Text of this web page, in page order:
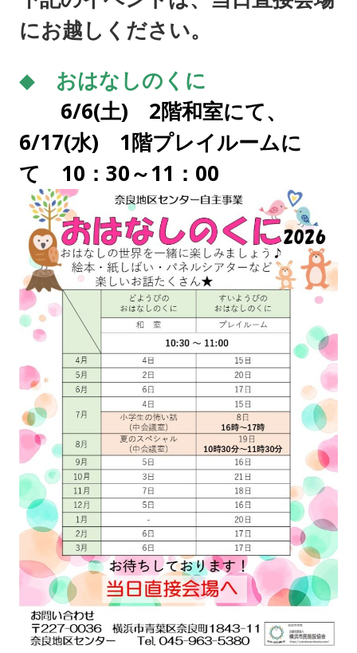
にお越しください。
◆ おはなしのくに
6/6(土) 2階和室にて、
6/17(水) 1階プレイルームに
て 10：30～11：00